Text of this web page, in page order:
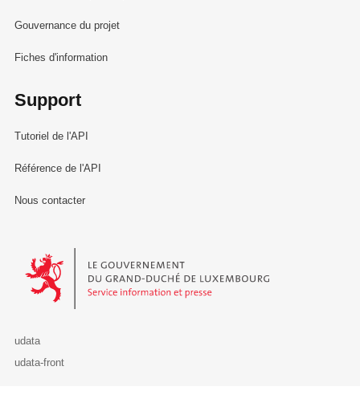
Gouvernance du projet
Fiches d'information
Support
Tutoriel de l'API
Référence de l'API
Nous contacter
Le Gouvernement du Grand-Duché de Luxembourg - Service
udata
udata-front